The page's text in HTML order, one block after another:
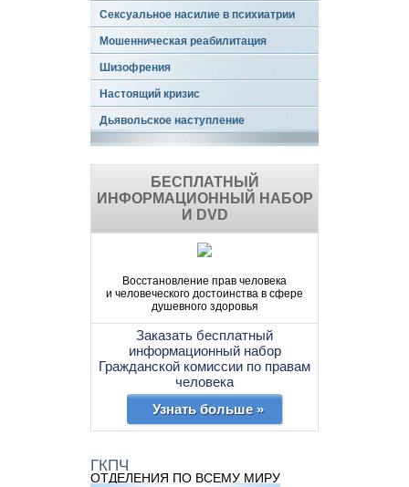
Сексуальное насилие в психиатрии
Мошенническая реабилитация
Шизофрения
Настоящий кризис
Дьявольское наступление
БЕСПЛАТНЫЙ
ИНФОРМАЦИОННЫЙ НАБОР
И DVD
Восстановление прав человека
и человеческого достоинства в сфере
душевного здоровья
Заказать бесплатный
информационный набор
Гражданской комиссии по правам
человека
Узнать больше »
ГКПЧ
ОТДЕЛЕНИЯ ПО ВСЕМУ МИРУ